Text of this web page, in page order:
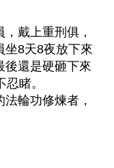
，戴上重刑俱，
坐8天8夜放下來
後還是硬砸下來
睹。
法輪功修煉者，